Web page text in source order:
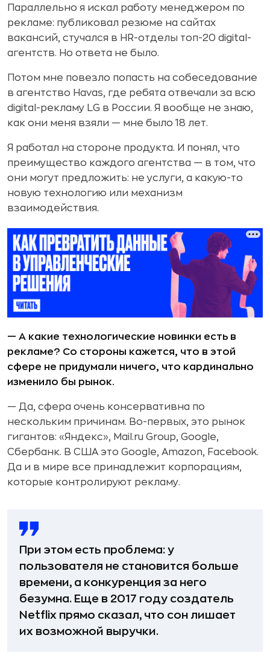
Параллельно я искал работу менеджером по
рекламе: публиковал резюме на сайтах
вакансий, стучался в HR-отделы топ-20 digital-
агентств. Но ответа не было.
Потом мне повезло попасть на собеседование
в агентство Havas, где ребята отвечали за всю
digital-рекламу LG в России. Я вообще не знаю,
как они меня взяли — мне было 18 лет.
Я работал на стороне продукта. И понял, что
преимущество каждого агентства — в том, что
они могут предложить: не услуги, а какую-то
новую технологию или механизм
взаимодействия.
— А какие технологические новинки есть в
рекламе? Со стороны кажется, что в этой
сфере не придумали ничего, что кардинально
изменило бы рынок.
— Да, сфера очень консервативна по
нескольким причинам. Во-первых, это рынок
гигантов: «Яндекс», Mail.ru Group, Google,
Сбербанк. В США это Google, Amazon, Facebook.
Да и в мире все принадлежит корпорациям,
которые контролируют рекламу.
При этом есть проблема: у
пользователя не становится больше
времени, а конкуренция за него
безумна. Еще в 2017 году создатель
Netflix прямо сказал, что сон лишает
их возможной выручки.